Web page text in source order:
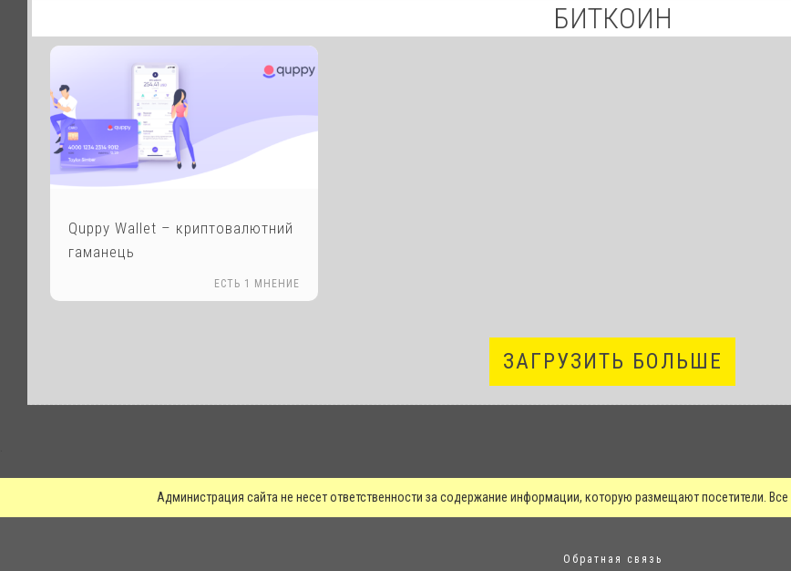
БИТКОИН
Quppy Wallet – криптовалютний
гаманець
ЕСТЬ 1 МНЕНИЕ
ЗАГРУЗИТЬ БОЛЬШЕ
Администрация сайта не несет ответственности за содержание информации, которую размещают посетители.
Обратная связь